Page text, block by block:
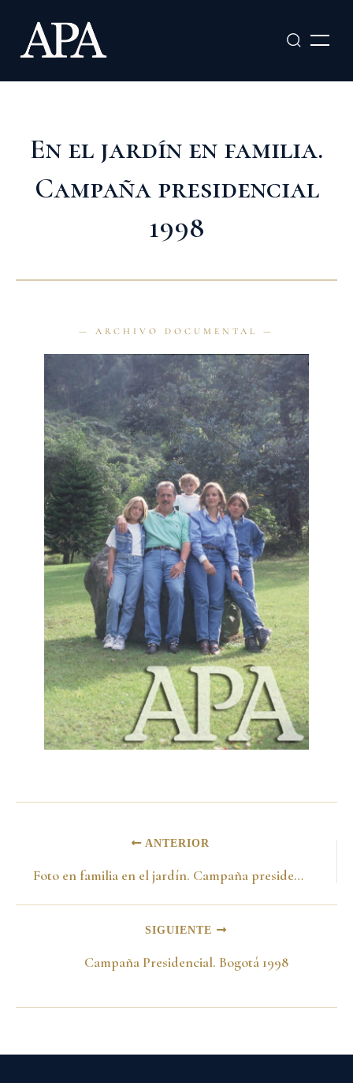
contenido
En el jardín en familia.
Campaña presidencial
1998
ANTERIOR
Foto en familia en el jardín. Campaña presidencial 1998
SIGUIENTE
Campaña Presidencial. Bogotá 1998